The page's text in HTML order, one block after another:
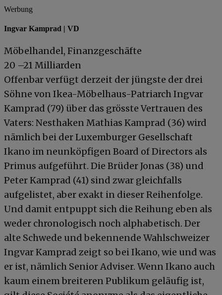
Werbung
Ingvar Kamprad | VD
Möbelhandel, Finanzgeschäfte
20 –21 Milliarden
Offenbar verfügt derzeit der jüngste der drei
Söhne von Ikea-Möbelhaus-Patriarch Ingvar
Kamprad (79) über das grösste Vertrauen des
Vaters: Nesthaken Mathias Kamprad (36) wird
nämlich bei der Luxemburger Gesellschaft
Ikano im neunköpfigen Board of Directors als
Primus aufgeführt. Die Brüder Jonas (38) und
Peter Kamprad (41) sind zwar gleichfalls
aufgelistet, aber exakt in dieser Reihenfolge.
Und damit entpuppt sich die Reihung eben als
weder chronologisch noch alphabetisch. Der
alte Schwede und bekennende Wahlschweizer
Ingvar Kamprad zeigt so bei Ikano, wie und was
er ist, nämlich Senior Adviser. Wenn Ikano auch
kaum einem breiteren Publikum geläufig ist,